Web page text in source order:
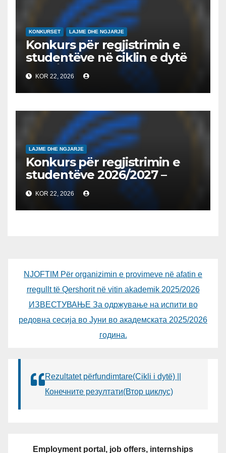
QYTETARINË GLOBALE
KONKURSET LAJME DHE NGJARJE
Konkurs për regjistrimin e
studentëve në ciklin e dytë
2026/2027 – Конкурс за
запишување на студенти
на втор циклус студии за
2026/2027
KOR 22, 2026
LAJME DHE NGJARJE
Konkurs për regjistrimin e
studentëve 2026/2027 –
Конкурс за запишување на
студенти за 2026/2027
KOR 22, 2026
NJOFTIM Për organizimin e provimeve në afatin e
rregullt të Qershorit në vitin akademik 2025/2026
ИЗВЕСТУВАЊЕ За одржување на испити во
редовна сесија во Јуни во академската 2025/2026
година.
Rezultatet përfundimtare(Cikli i dytë) ||
Конечните резултати(Втор циклус)
Employment portal, job offers, internships